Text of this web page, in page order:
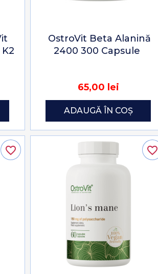
OstroVit Beta Alanină
2400 300 Capsule
65,00 lei
ADAUGĂ ÎN COȘ
favorite_border favorite_border